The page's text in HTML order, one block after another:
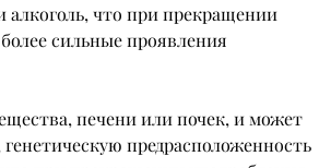
алкоголь, что при прекращении
сильные проявления
печени или почек, и может
предрасположенность